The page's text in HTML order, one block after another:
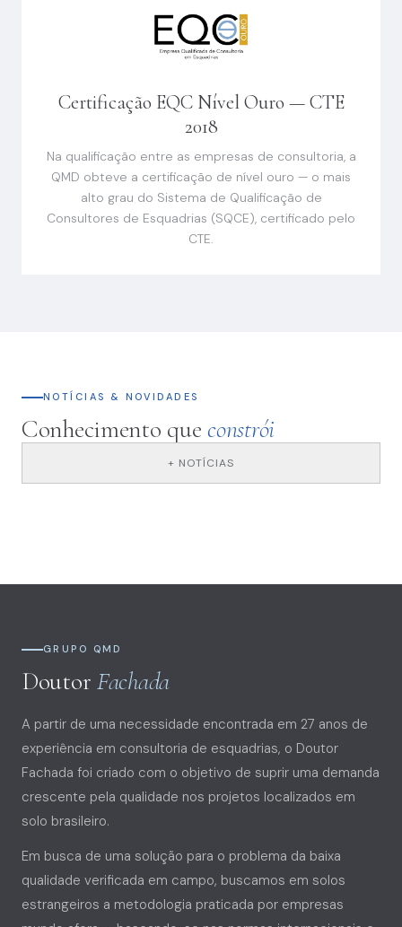
Certificação EQC Nível Ouro — CTE
2018
Na qualificação entre as empresas de consultoria, a
QMD obteve a certificação de nível ouro — o mais
alto grau do Sistema de Qualificação de
Consultores de Esquadrias (SQCE), certificado pelo
CTE.
NOTÍCIAS & NOVIDADES
Conhecimento queconstrói
+ NOTÍCIAS
GRUPO QMD
DoutorFachada
A partir de uma necessidade encontrada em 27 anos de
experiência em consultoria de esquadrias, o Doutor
Fachada foi criado com o objetivo de suprir uma demanda
crescente pela qualidade nos projetos localizados em
solo brasileiro.
Em busca de uma solução para o problema da baixa
qualidade verificada em campo, buscamos em solos
estrangeiros a metodologia praticada por empresas